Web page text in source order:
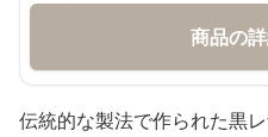
商品の
伝統的な製法で作られた黒